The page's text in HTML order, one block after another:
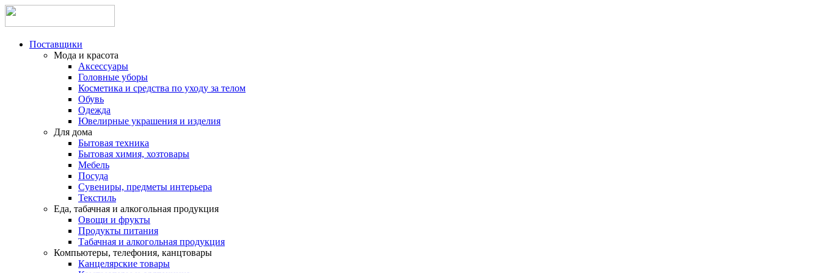
Поставщики
Мода и красота
Аксессуары
Головные уборы
Косметика и средства по уходу за телом
Обувь
Одежда
Ювелирные украшения и изделия
Для дома
Бытовая техника
Бытовая химия, хозтовары
Мебель
Посуда
Сувениры, предметы интерьера
Текстиль
Еда, табачная и алкогольная продукция
Овощи и фрукты
Продукты питания
Табачная и алкогольная продукция
Компьютеры, телефония, канцтовары
Канцелярские товары